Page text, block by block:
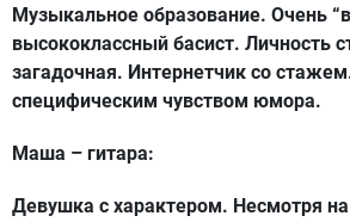
Музыкальное образование. Очень
высококлассный басист. Личность
загадочная. Интернетчик со
специфическим чувством юмора.
Маша – гитара:
Девушка с характером. Несмотря на